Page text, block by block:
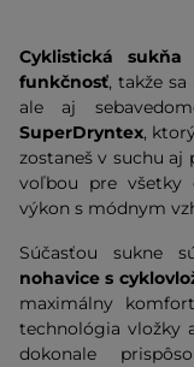
Cyklistická
funkčnosť, takže
ale aj
SuperDryntex,
zostaneš v suchu aj
voľbou pre všetky
výkon s módnym
Súčasťou sukne
nohavice s
maximálny
technológia vložky
dokonale